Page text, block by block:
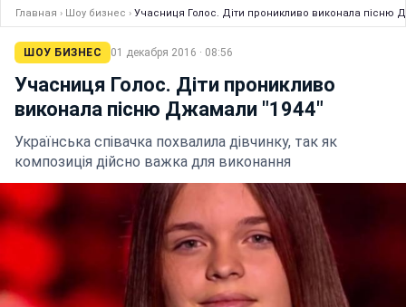
Главная › Шоу бизнес › Учасниця Голос. Діти проникливо виконала пісню
ШОУ БИЗНЕС 01 декабря 2016 · 08:56
Учасниця Голос. Діти проникливо
виконала пісню Джамали "1944"
Українська співачка похвалила дівчинку, так як
композиція дійсно важка для виконання